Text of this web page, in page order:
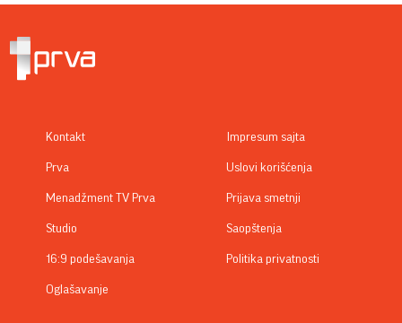
Kontakt
Prva
Menadžment TV Prva
Studio
16:9 podešavanja
Oglašavanje
Impresum sajta
Uslovi korišćenja
Prijava smetnji
Saopštenja
Politika privatnosti